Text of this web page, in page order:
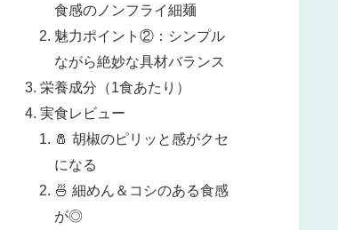
食感のノンフライ細麺
魅力ポイント②：シンプル
ながら絶妙な具材バランス
栄養成分（1食あたり）
実食レビュー
🧂 胡椒のピリッと感がクセ
になる
🍜 細めん＆コシのある食感
が◎